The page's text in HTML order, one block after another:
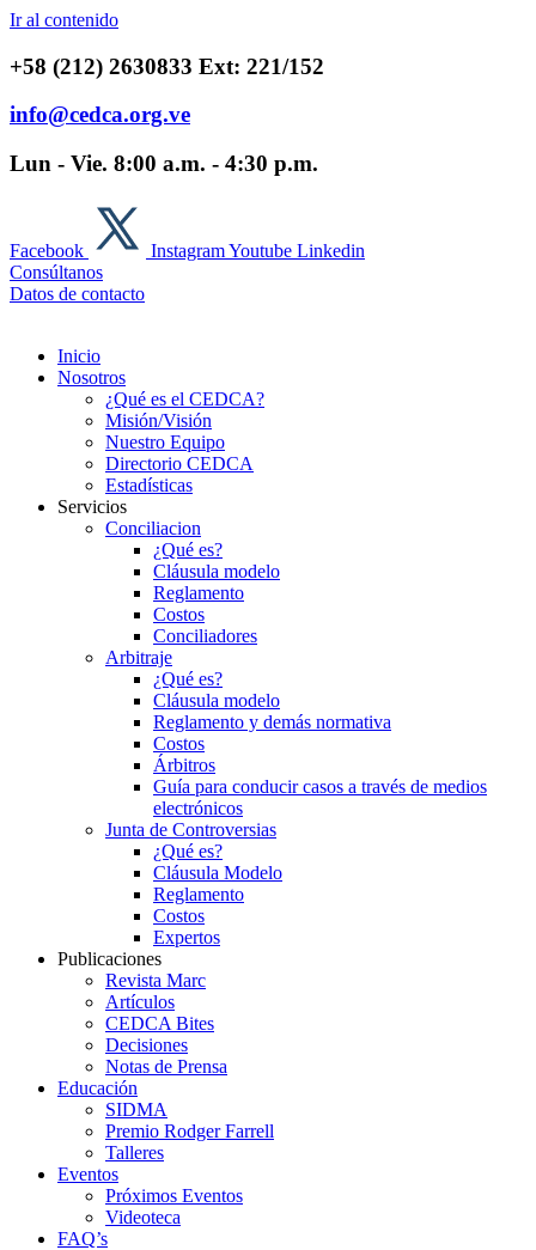
Ir al contenido
+58 (212) 2630833 Ext: 221/152
info@cedca.org.ve
Lun - Vie. 8:00 a.m. - 4:30 p.m.
Facebook InstagramYoutube Linkedin
Consúltanos
Datos de contacto
Inicio
Nosotros
¿Qué es el CEDCA?
Misión/Visión
Nuestro Equipo
Directorio CEDCA
Estadísticas
Servicios
Conciliacion
¿Qué es?
Cláusula modelo
Reglamento
Costos
Conciliadores
Arbitraje
¿Qué es?
Cláusula modelo
Reglamento y demás normativa
Costos
Árbitros
Guía para conducir casos a través de medios
electrónicos
Junta de Controversias
¿Qué es?
Cláusula Modelo
Reglamento
Costos
Expertos
Publicaciones
Revista Marc
Artículos
CEDCA Bites
Decisiones
Notas de Prensa
Educación
SIDMA
Premio Rodger Farrell
Talleres
Eventos
Próximos Eventos
Videoteca
FAQ’s